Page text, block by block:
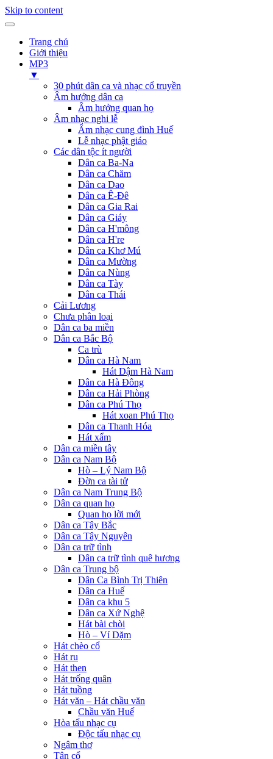
Skip to content
Trang chủ
Giới thiệu
MP3
▼
30 phút dân ca và nhạc cổ truyền
Âm hưởng dân ca
Âm hưởng quan họ
Âm nhạc nghi lễ
Âm nhạc cung đình Huế
Lễ nhạc phật giáo
Các dân tộc ít người
Dân ca Ba-Na
Dân ca Chăm
Dân ca Dao
Dân ca Ê-Đê
Dân ca Gia Rai
Dân ca Giáy
Dân ca H'mông
Dân ca H're
Dân ca Khơ Mú
Dân ca Mường
Dân ca Nùng
Dân ca Tày
Dân ca Thái
Cải Lương
Chưa phân loại
Dân ca ba miền
Dân ca Bắc Bộ
Ca trù
Dân ca Hà Nam
Hát Dậm Hà Nam
Dân ca Hà Đông
Dân ca Hải Phòng
Dân ca Phú Thọ
Hát xoan Phú Thọ
Dân ca Thanh Hóa
Hát xẩm
Dân ca miền tây
Dân ca Nam Bộ
Hò – Lý Nam Bộ
Đờn ca tài tử
Dân ca Nam Trung Bộ
Dân ca quan họ
Quan họ lời mới
Dân ca Tây Bắc
Dân ca Tây Nguyên
Dân ca trữ tình
Dân ca trữ tình quê hương
Dân ca Trung bộ
Dân Ca Bình Trị Thiên
Dân ca Huế
Dân ca khu 5
Dân ca Xứ Nghệ
Hát bài chòi
Hò – Ví Dặm
Hát chèo cổ
Hát ru
Hát then
Hát trống quân
Hát tuồng
Hát văn – Hát chầu văn
Chầu văn Huế
Hòa tấu nhạc cụ
Độc tấu nhạc cụ
Ngâm thơ
Tân cổ